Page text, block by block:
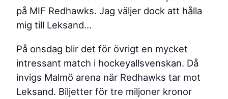
på MIF Redhawks. Jag väljer dock att hålla
mig till Leksand…
På onsdag blir det för övrigt en mycket
intressant match i hockeyallsvenskan. Då
invigs Malmö arena när Redhawks tar mot
Leksand. Biljetter för tre miljoner kronor